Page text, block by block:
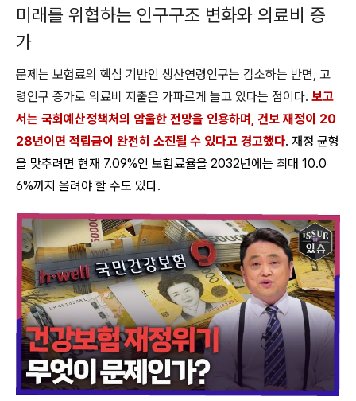
미래를 위협하는 인구구조 변화와 의료비 증
가
문제는 보험료의 핵심 기반인 생산연령인구는 감소하는 반면, 고
령인구 증가로 의료비 지출은 가파르게 늘고 있다는 점이다. 보고
서는 국회예산정책처의 암울한 전망을 인용하며, 건보 재정이 20
28년이면 적립금이 완전히 소진될 수 있다고 경고했다. 재정 균형
을 맞추려면 현재 7.09%인 보험료율을 2032년에는 최대 10.0
6%까지 올려야 할 수도 있다.